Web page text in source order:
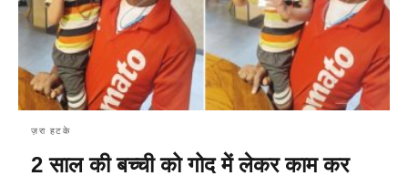
ज़रा हटके
2 साल की बच्ची को गोद में लेकर काम कर